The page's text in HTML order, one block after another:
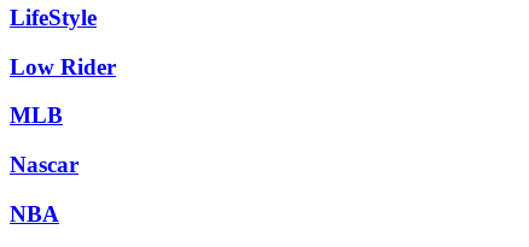
LifeStyle
Low Rider
MLB
Nascar
NBA